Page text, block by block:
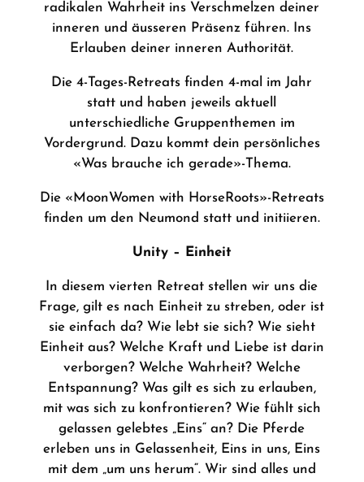
radikalen Wahrheit ins Verschmelzen deiner
inneren und äusseren Präsenz führen. Ins
Erlauben deiner inneren Authorität.
Die 4-Tages-Retreats finden 4-mal im Jahr
statt und haben jeweils aktuell
unterschiedliche Gruppenthemen im
Vordergrund. Dazu kommt dein persönliches
«Was brauche ich gerade»-Thema.
Die «MoonWomen with HorseRoots»-Retreats
finden um den Neumond statt und initiieren.
Unity – Einheit
In diesem vierten Retreat stellen wir uns die
Frage, gilt es nach Einheit zu streben, oder ist
sie einfach da? Wie lebt sie sich? Wie sieht
Einheit aus? Welche Kraft und Liebe ist darin
verborgen? Welche Wahrheit? Welche
Entspannung? Was gilt es sich zu erlauben,
mit was sich zu konfrontieren? Wie fühlt sich
gelassen gelebtes „Eins“ an? Die Pferde
erleben uns in Gelassenheit, Eins in uns, Eins
mit dem „um uns herum“. Wir sind alles und